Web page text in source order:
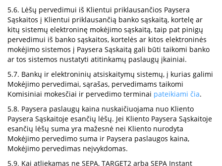
5.6. Lėšų pervedimui iš Klientui priklausančios Paysera
Sąskaitos į Klientui priklausančią banko sąskaitą, kortelę ar
kitų sistemų elektroninę mokėjimo sąskaitą, taip pat pinigų
pervedimui iš banko sąskaitos, kortelės ar kitos elektroninės
mokėjimo sistemos į Paysera Sąskaitą gali būti taikomi banko
ar tos sistemos nustatyti atitinkamų paslaugų įkainiai.
5.7. Bankų ir elektroninių atsiskaitymų sistemų, į kurias galimi
Mokėjimo pervedimai, sąrašas, pervedimams taikomi
Komisiniai mokesčiai ir pervedimo terminai pateikiami čia.
5.8. Paysera paslaugų kaina nuskaičiuojama nuo Kliento
Paysera Sąskaitoje esančių lėšų. Jei Kliento Paysera Sąskaitoje
esančių lėšų suma yra mažesnė nei Kliento nurodyta
Mokėjimo pervedimo suma ir Paysera paslaugos kaina,
Mokėjimo pervedimas neįvykdomas.
5.9. Kai atliekamas ne SEPA, TARGET2 arba SEPA Instant